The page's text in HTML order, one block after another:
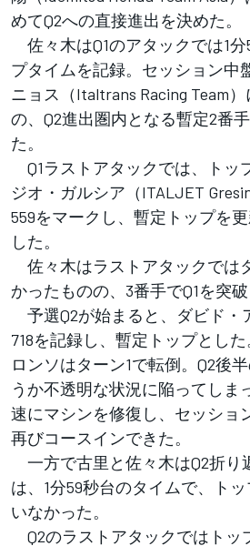
めてQ2への直接進出を決めた。
佐々木はQ1のアタックでは1分
プタイムを記録。セッション中
ニョス（Italtrans Racing Team
の、Q2進出圏内となる暫定2番
た。
Q1ラストアタックでは、トッ
ジオ・ガルシア（ITALJET
559をマークし、暫定トップを
した。
佐々木はラストアタックでは
かったものの、3番手でQ1を突破
予選Q2が始まると、ダビド・
718を記録し、暫定トップとし
ロンソはターン1で転倒。Q2後
うか不透明な状況に陥ってしま
速にマシンを修復し、セッショ
再びコースインできた。
一方で古里と佐々木はQ2折り
は、1分59秒台のタイムで、ト
いなかった。
Q2のラストアタックではトッ